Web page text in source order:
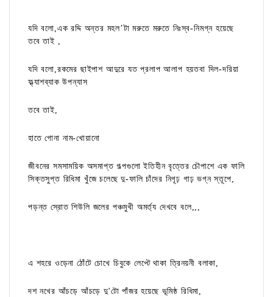
যদি বলো,এক রদ্দি অন্তর মহল’টা মরুতে মরুতে নিঃস্ব-নিমগ্ন হয়েছে
তবে তাই ,
যদি বলো,রকমের ছাইপাশ আদুরে যত প্রলাপ আলাপ হয়তবা দিল-দরিয়া
ফ্ল্যাশব্যাক উপন্যাস
তবে তাই,
হাতে গোনা নাম-খোয়ানো
জীবনের সমসাময়িক অসমাপ্ত গল্পগুলো ইতিহীন বৃত্তের চৌপাশে এক ফালি
সিক্তসুপ্ত রিধিমা খুঁজে চলেছে দু-ফালি চাঁদের নিগূঢ় গাঢ় ভগ্ন স্তূপে,
পড়ন্ত স্রোত শিউলি জলের পঞ্চমুখী অমর্ত্য দেখবে বলে,,,
এ শহরে ওড়েনা ঠোঁটে চোখে চিবুকে লেপ্টে থাকা ত্রিনয়নী বলাকা,
দশ নখের আঁচড়ে আঁচড়ে দু'টো পাঁজর হয়েছে ভূমিষ্ঠ রিধিমা,